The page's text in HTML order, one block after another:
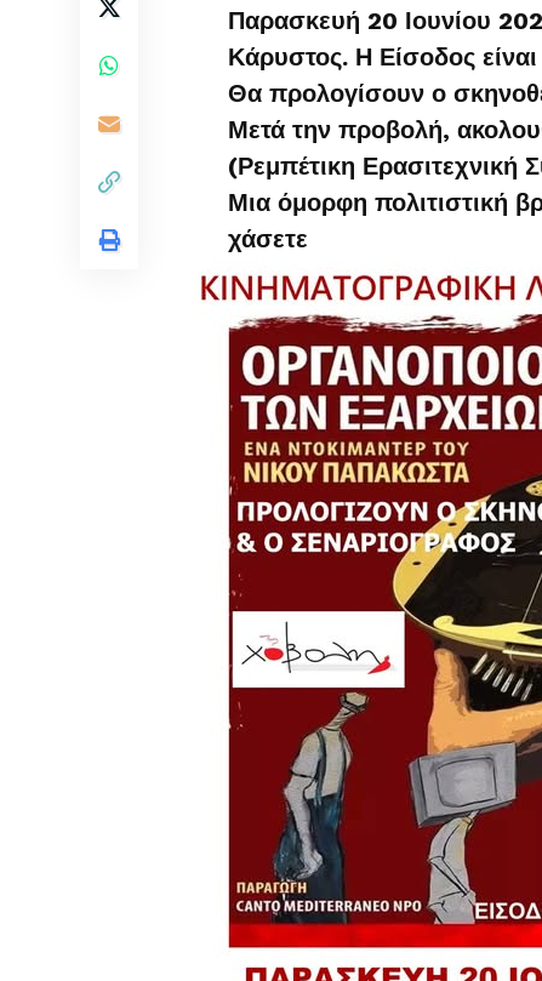
Παρασκευή 20 Ιουνίου
Κάρυστος. Η Είσοδος
Θα προλογίσουν ο
Μετά την προβολή,
(Ρεμπέτικη Ερασιτεχνική
Μια όμορφη πολιτιστική
χάσετε